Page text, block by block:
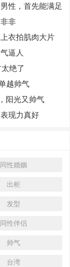
性，首先能满足
非
衣拍肌肉大片
逼人
绝了
越帅气
阳光又帅气
现力真好
同性婚姻
出柜
发型
同性伴侣
帅气
台湾